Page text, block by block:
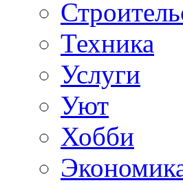
Техника
Услуги
Уют
Хобби